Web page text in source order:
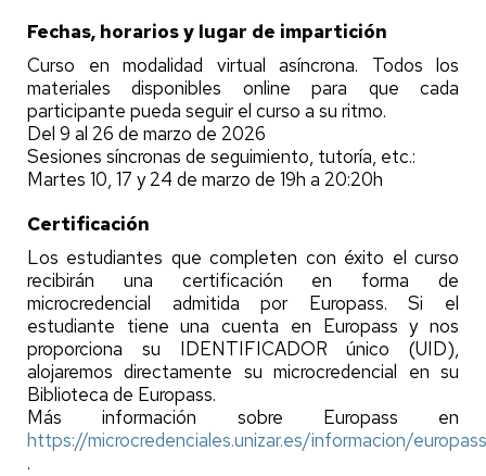
Fechas, horarios y lugar de impartición
Curso en modalidad virtual asíncrona. Todos los
materiales disponibles online para que cada
participante pueda seguir el curso a su ritmo.
Del 9 al 26 de marzo de 2026
Sesiones síncronas de seguimiento, tutoría, etc.:
Martes 10, 17 y 24 de marzo de 19h a 20:20h
Certificación
Los estudiantes que completen con éxito el curso
recibirán una certificación en forma de
microcredencial admitida por Europass. Si el
estudiante tiene una cuenta en Europass y nos
proporciona su IDENTIFICADOR único (UID),
alojaremos directamente su microcredencial en su
Biblioteca de Europass.
Más información sobre Europass en
https://microcredenciales.unizar.es/informacion/europass
.